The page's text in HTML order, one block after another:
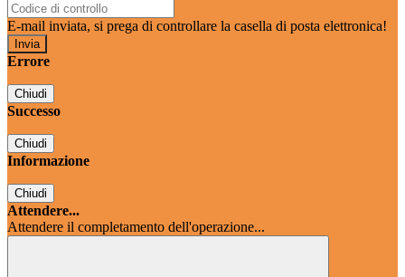
E-mail inviata, si prega di controllare la casella di posta elettronica!
Errore
Chiudi
Successo
Chiudi
Informazione
Chiudi
Attendere...
Attendere il completamento dell'operazione...